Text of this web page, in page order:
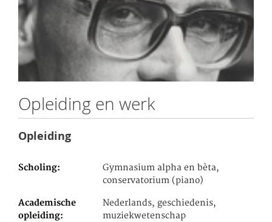
Opleiding en werk
Opleiding
Scholing
Gymnasium alpha en bèta,
conservatorium (piano)
Academische
opleiding
Nederlands, geschiedenis,
muziekwetenschap